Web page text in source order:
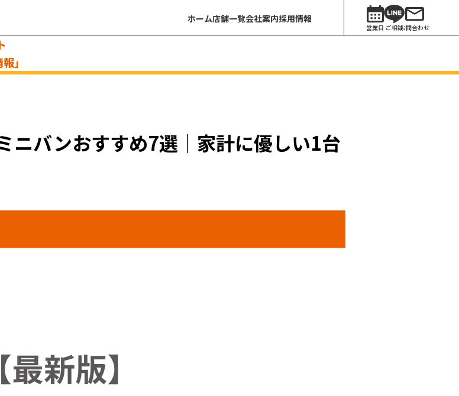
ホーム店舗一覧会社案内採用情報
営業日 ご相談お問合わせ
」
ニバンおすすめ7選｜家計に優しい1台